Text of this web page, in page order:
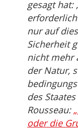
gesagt hat:
nur auf
Sicherheit
nicht mehr
der Natur,
des Staates
Rousseau:
oder die